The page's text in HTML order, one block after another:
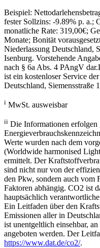
Beispiel:
fester Sollzins: -9.89% p. a.;
monatliche Rate: 319,00€;
Monate; Bonität
Niederlassung Deutschland,
Isenburg. Vorstehende
nach § 6a Abs. 4 PAngV
ist ein kostenloser Service
Deutschland, Siemensstraße
i MwSt. ausweisbar
ii Die Informationen erfolgen
Werte wurden nach dem
(Worldwide harmonised
ermittelt. Der
sind nicht nur von der
den Pkw, sondern auch vom
Faktoren abhängig. CO2 ist
hauptsächlich
Ein Leitfaden über den
Emissionen aller in
ist unentgeltlich einsehbar,
angeboten werden. Der
https://www.dat.de/co2/.